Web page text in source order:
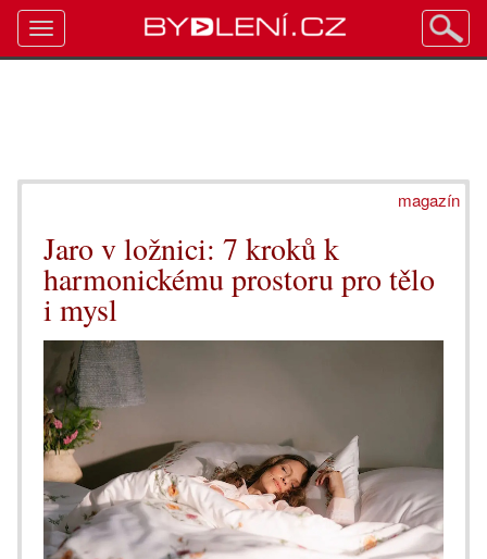
magazín
Jaro v ložnici: 7 kroků k
harmonickému prostoru pro tělo
i mysl
Toggle
navigation